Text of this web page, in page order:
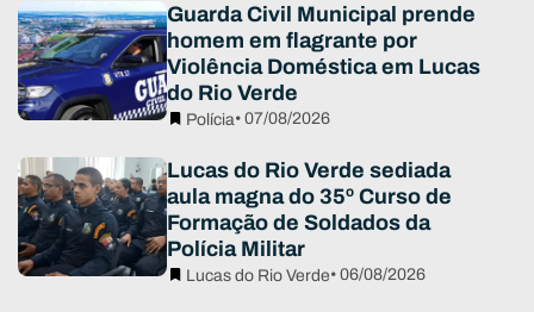
Guarda Civil Municipal prende
homem em flagrante por
Violência Doméstica em Lucas
do Rio Verde
Polícia• 07/08/2026
Lucas do Rio Verde sediada
aula magna do 35º Curso de
Formação de Soldados da
Polícia Militar
Lucas do Rio Verde• 06/08/2026